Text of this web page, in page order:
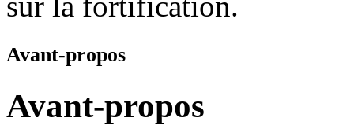
Avant-propos
Avant-propos